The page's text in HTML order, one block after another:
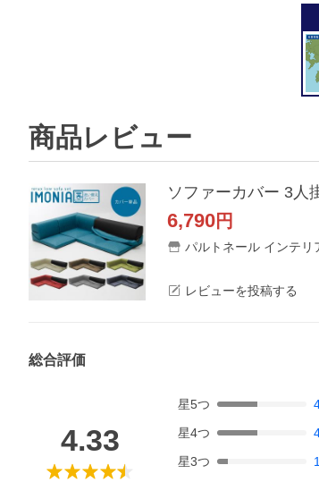
商品レビュー
ソファーカバー 3人
6,790円
パルトネール インテリ
レビューを投稿する
総合評価
4.33
星5つ
星4つ
星3つ